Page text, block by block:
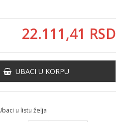
22.111,41 RSD
UBACI U KORPU
u listu želja